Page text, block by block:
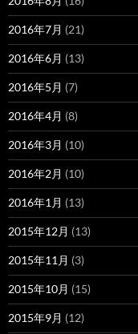
2016年7月 (21)
2016年6月 (13)
2016年5月 (7)
2016年4月 (8)
2016年3月 (10)
2016年2月 (10)
2016年1月 (13)
2015年12月 (13)
2015年11月 (3)
2015年10月 (15)
2015年9月 (12)